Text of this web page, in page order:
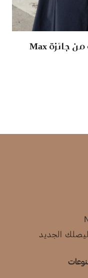
Dian Suci تفوز بالدورة العاشرة من جائزة Max
ليصلك الجديد